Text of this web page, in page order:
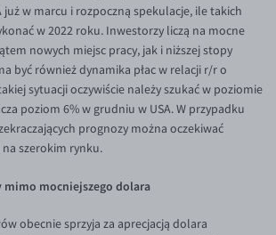
już w marcu i rozpoczną spekulacje, ile takich
w 2022 roku. Inwestorzy liczą na mocne
nowych miejsc pracy, jak i niższej stopy
być również dynamika płac w relacji r/r o
sytuacji oczywiście należy szukać w poziomie
poziom 6% w grudniu w USA. W przypadku
prognozy można oczekiwać
szerokim rynku.
mimo mocniejszego dolara
obecnie sprzyja za aprecjacją dolara